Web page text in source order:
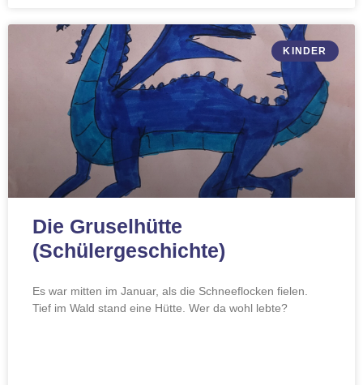
KINDER
Die Gruselhütte
(Schülergeschichte)
Es war mitten im Januar, als die Schneeflocken fielen.
Tief im Wald stand eine Hütte. Wer da wohl lebte?